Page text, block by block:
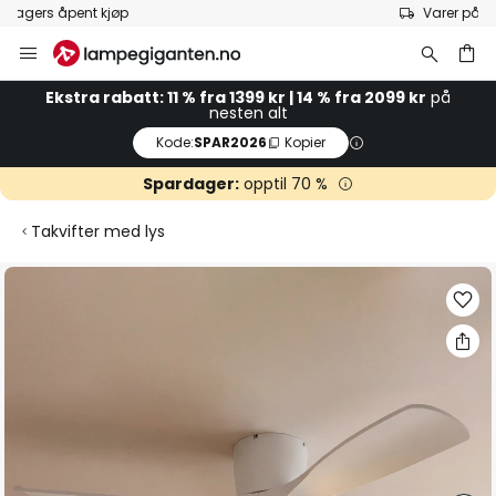
Hopp
til
innhold
Ekstra rabatt: 11 % fra 1399 kr | 14 % fra 2099 kr på
nesten alt
Kode:SPAR2026 Kopier
Spardager: opptil 70 %
Takvifter med lys
Gå